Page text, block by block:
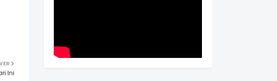
Ini